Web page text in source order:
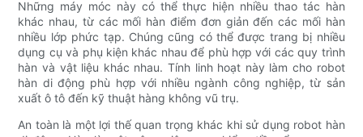
Những máy móc này có thể thực hiện nhiều thao tác hàn
khác nhau, từ các mối hàn điểm đơn giản đến các mối hàn
nhiều lớp phức tạp. Chúng cũng có thể được trang bị nhiều
dụng cụ và phụ kiện khác nhau để phù hợp với các quy trình
hàn và vật liệu khác nhau. Tính linh hoạt này làm cho robot
hàn di động phù hợp với nhiều ngành công nghiệp, từ sản
xuất ô tô đến kỹ thuật hàng không vũ trụ.
An toàn là một lợi thế quan trọng khác khi sử dụng robot hàn